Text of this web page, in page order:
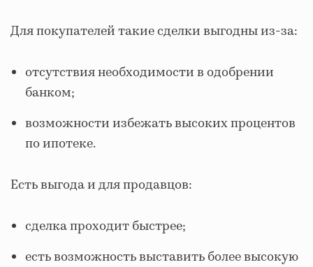
Для покупателей такие сделки выгодны из-за:
отсутствия необходимости в одобрении
банком;
возможности избежать высоких процентов
по ипотеке.
Есть выгода и для продавцов:
сделка проходит быстрее;
есть возможность выставить более высокую